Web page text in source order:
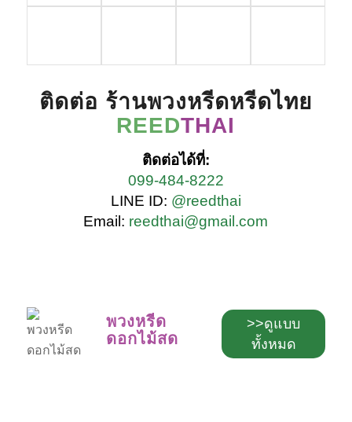
ติดต่อ ร้านพวงหรีดหรีดไทย
REEDTHAI
ติดต่อได้ที่:
099-484-8222
LINE ID: @reedthai
Email: reedthai@gmail.com
พวงหรีด
ดอกไม้สด
>>ดูแบบ
ทั้งหมด